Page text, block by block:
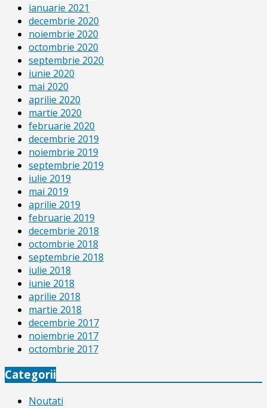
ianuarie 2021
decembrie 2020
noiembrie 2020
octombrie 2020
septembrie 2020
iunie 2020
mai 2020
aprilie 2020
martie 2020
februarie 2020
decembrie 2019
noiembrie 2019
septembrie 2019
iulie 2019
mai 2019
aprilie 2019
februarie 2019
decembrie 2018
octombrie 2018
septembrie 2018
iulie 2018
iunie 2018
aprilie 2018
martie 2018
decembrie 2017
noiembrie 2017
octombrie 2017
Categorii
Noutati